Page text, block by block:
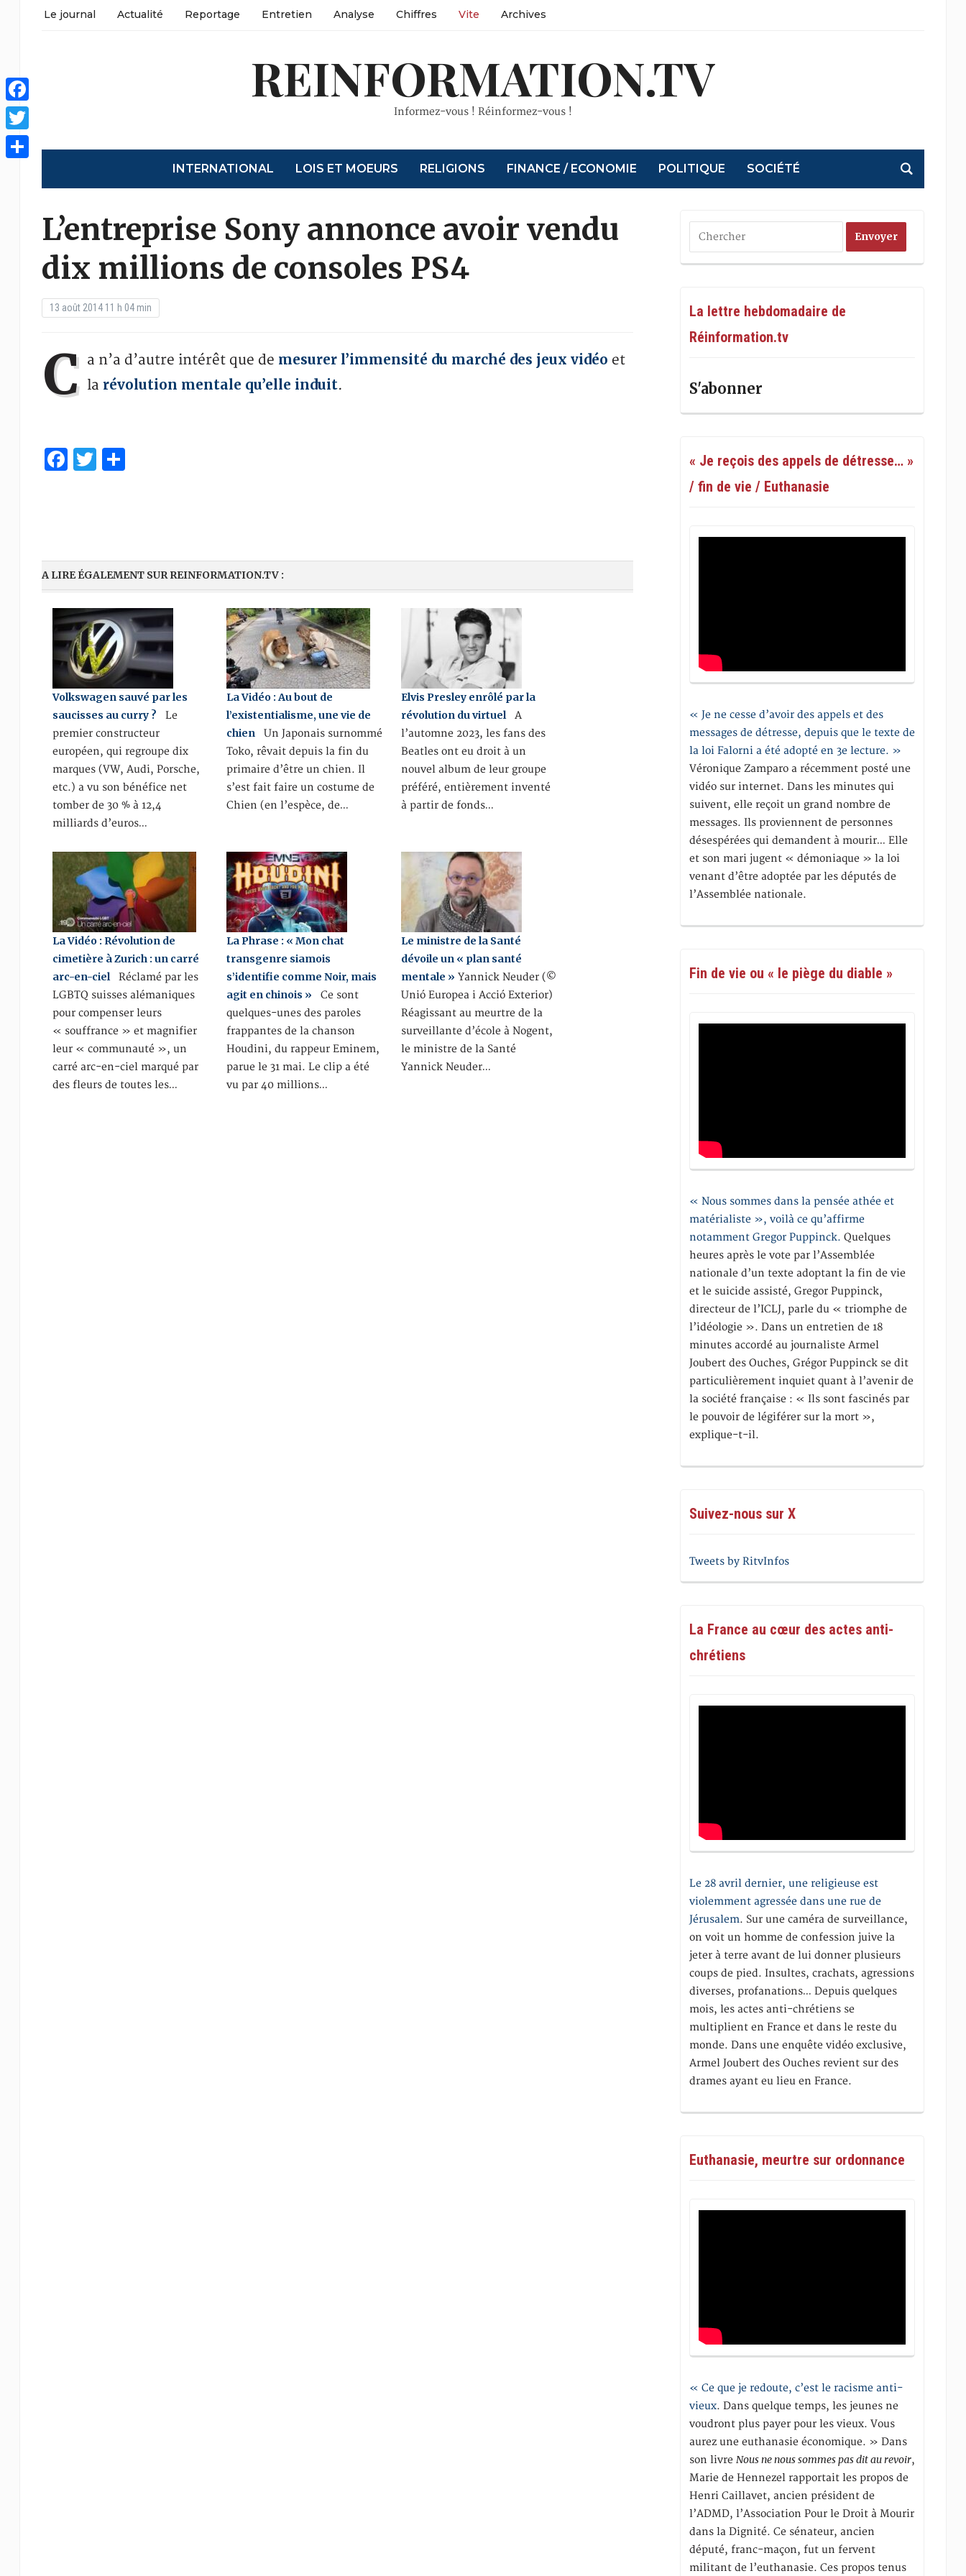
Le journal Actualité Reportage Entretien Analyse Chiffres Vite Archives
REINFORMATION.TV
Informez-vous ! Réinformez-vous !
INTERNATIONAL LOIS ET MOEURS RELIGIONS FINANCE / ECONOMIE POLITIQUE SOCIÉTÉ
L’entreprise Sony annonce avoir vendu
dix millions de consoles PS4
13 août 2014 11 h 04 min
C a n’a d’autre intérêt que de mesurer l’immensité du marché des jeux vidéo et
la révolution mentale qu’elle induit.
Facebook
Twitter
Partager
A LIRE ÉGALEMENT SUR REINFORMATION.TV :
Volkswagen sauvé par les
saucisses au curry ? Le
premier constructeur
européen, qui regroupe dix
marques (VW, Audi, Porsche,
etc.) a vu son bénéfice net
tomber de 30 % à 12,4
milliards d’euros…
La Vidéo : Au bout de
l’existentialisme, une vie de
chien Un Japonais surnommé
Toko, rêvait depuis la fin du
primaire d’être un chien. Il
s’est fait faire un costume de
Chien (en l’espèce, de…
Elvis Presley enrôlé par la
révolution du virtuelA
l’automne 2023, les fans des
Beatles ont eu droit à un
nouvel album de leur groupe
préféré, entièrement inventé
à partir de fonds…
La Vidéo : Révolution de
cimetière à Zurich : un carré
arc-en-cielRéclamé par les
LGBTQ suisses alémaniques
pour compenser leurs
« souffrance » et magnifier
leur « communauté », un
carré arc-en-ciel marqué par
des fleurs de toutes les…
La Phrase : « Mon chat
transgenre siamois
s’identifie comme Noir, mais
agit en chinois » Ce sont
quelques-unes des paroles
frappantes de la chanson
Houdini, du rappeur Eminem,
parue le 31 mai. Le clip a été
vu par 40 millions…
Le ministre de la Santé
dévoile un « plan santé
mentale » Yannick Neuder (©
Unió Europea i Acció Exterior)
Réagissant au meurtre de la
surveillante d’école à Nogent,
le ministre de la Santé
Yannick Neuder…
La lettre hebdomadaire de
Réinformation.tv
S'abonner
« Je reçois des appels de détresse… »
/ fin de vie / Euthanasie
« Je ne cesse d’avoir des appels et des
messages de détresse, depuis que le texte de
la loi Falorni a été adopté en 3e lecture. »
Véronique Zamparo a récemment posté une
vidéo sur internet. Dans les minutes qui
suivent, elle reçoit un grand nombre de
messages. Ils proviennent de personnes
désespérées qui demandent à mourir… Elle
et son mari jugent « démoniaque » la loi
venant d’être adoptée par les députés de
l’Assemblée nationale.
Fin de vie ou « le piège du diable »
« Nous sommes dans la pensée athée et
matérialiste », voilà ce qu’affirme
notamment Gregor Puppinck. Quelques
heures après le vote par l’Assemblée
nationale d’un texte adoptant la fin de vie
et le suicide assisté, Gregor Puppinck,
directeur de l’ICLJ, parle du « triomphe de
l’idéologie ». Dans un entretien de 18
minutes accordé au journaliste Armel
Joubert des Ouches, Grégor Puppinck se dit
particulièrement inquiet quant à l’avenir de
la société française : « Ils sont fascinés par
le pouvoir de légiférer sur la mort »,
explique-t-il.
Suivez-nous sur X
Tweets by RitvInfos
La France au cœur des actes anti-
chrétiens
Le 28 avril dernier, une religieuse est
violemment agressée dans une rue de
Jérusalem. Sur une caméra de surveillance,
on voit un homme de confession juive la
jeter à terre avant de lui donner plusieurs
coups de pied. Insultes, crachats, agressions
diverses, profanations… Depuis quelques
mois, les actes anti-chrétiens se
multiplient en France et dans le reste du
monde. Dans une enquête vidéo exclusive,
Armel Joubert des Ouches revient sur des
drames ayant eu lieu en France.
Euthanasie, meurtre sur ordonnance
« Ce que je redoute, c’est le racisme anti-
vieux. Dans quelque temps, les jeunes ne
voudront plus payer pour les vieux. Vous
aurez une euthanasie économique. » Dans
son livreNous ne nous sommes pas dit au revoir,
Marie de Hennezel rapportait les propos de
Henri Caillavet, ancien président de
l’ADMD, l’Association Pour le Droit à Mourir
dans la Dignité. Ce sénateur, ancien
député, franc-maçon, fut un fervent
militant de l’euthanasie. Ces propos tenus
Facebook
Twitter